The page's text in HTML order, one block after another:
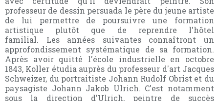
professeur de dessin persuada le père du jeune artiste
de lui permettre de poursuivre une formation
artistique plutôt que de reprendre l'hôtel
familial. Les années suivantes connaîtront un
approfondissement systématique de sa formation.
Après avoir quitté l'école industrielle en octobre
1843, Koller étudia auprès du professeur d'art Jacques
Schweizer, du portraitiste Johann Rudolf Obrist et du
paysagiste Johann Jakob Ulrich. C'est notamment
sous la direction d'Ulrich, peintre de succès